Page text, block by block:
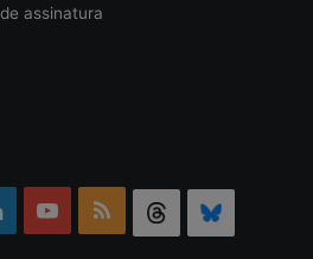
assinatura
LinkedinYouTubeRSS Threads